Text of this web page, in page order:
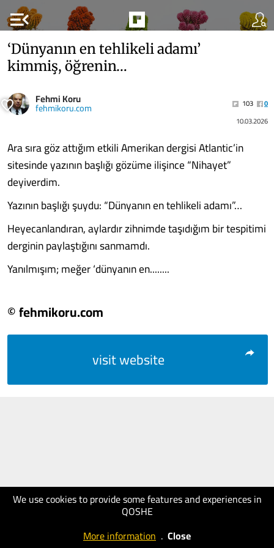
menu_open
We use cookies to provide some features and experiences in
QOSHE
More information . Close
‘Dünyanın en tehlikeli adamı’
kimmiş, öğrenin…
Fehmi Koru
fehmikoru.com 103
0
10.03.2026
Ara sıra göz attığım etkili Amerikan dergisi Atlantic’in
sitesinde yazının başlığı gözüme ilişince “Nihayet”
deyiverdim.
Yazının başlığı şuydu: “Dünyanın en tehlikeli adamı”…
Heyecanlandıran, aylardır zihnimde taşıdığım bir tespitimi
derginin paylaştığını sanmamdı.
Yanılmışım; meğer ‘dünyanın en........
© fehmikoru.com
visit website